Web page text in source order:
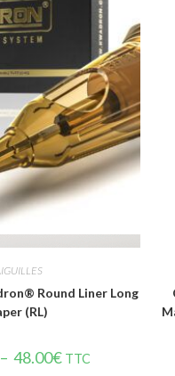
Round Liner Long
(RL)
– 48.00€ TTC